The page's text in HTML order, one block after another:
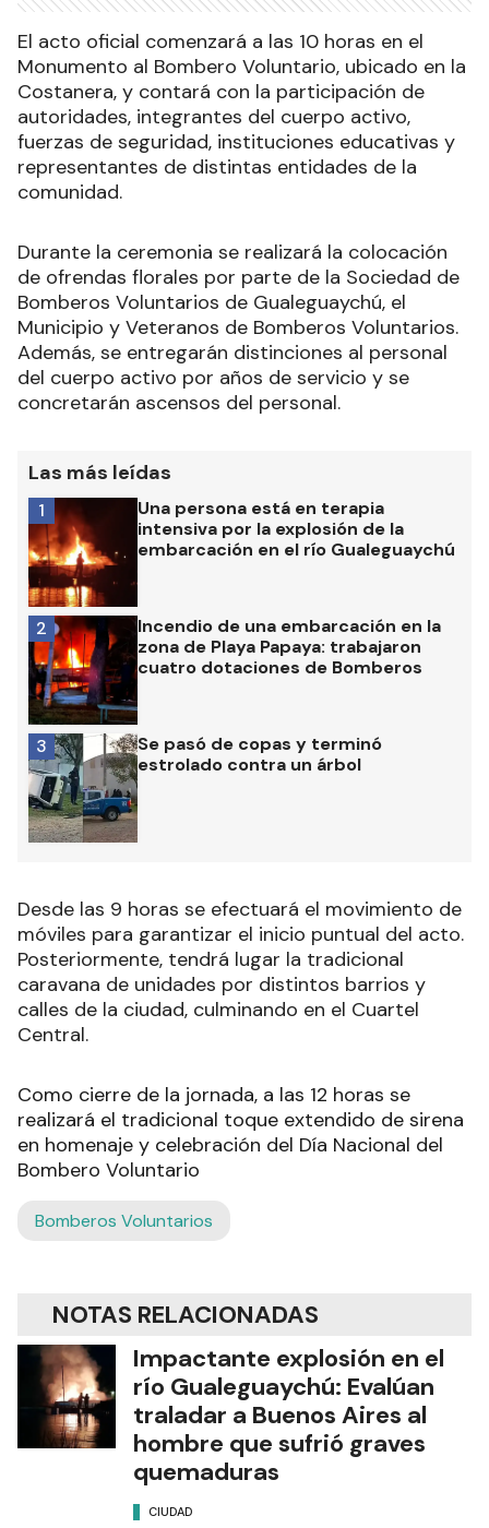
El acto oficial comenzará a las 10 horas en el
Monumento al Bombero Voluntario, ubicado en la
Costanera, y contará con la participación de
autoridades, integrantes del cuerpo activo,
fuerzas de seguridad, instituciones educativas y
representantes de distintas entidades de la
comunidad.
Durante la ceremonia se realizará la colocación
de ofrendas florales por parte de la Sociedad de
Bomberos Voluntarios de Gualeguaychú, el
Municipio y Veteranos de Bomberos Voluntarios.
Además, se entregarán distinciones al personal
del cuerpo activo por años de servicio y se
concretarán ascensos del personal.
Las más leídas
Una persona está en terapia
intensiva por la explosión de la
embarcación en el río Gualeguaychú
1
Incendio de una embarcación en la
zona de Playa Papaya: trabajaron
cuatro dotaciones de Bomberos
2
Se pasó de copas y terminó
estrolado contra un árbol
3
Desde las 9 horas se efectuará el movimiento de
móviles para garantizar el inicio puntual del acto.
Posteriormente, tendrá lugar la tradicional
caravana de unidades por distintos barrios y
calles de la ciudad, culminando en el Cuartel
Central.
Como cierre de la jornada, a las 12 horas se
realizará el tradicional toque extendido de sirena
en homenaje y celebración del Día Nacional del
Bombero Voluntario
Bomberos Voluntarios
NOTAS RELACIONADAS
Impactante explosión en el
río Gualeguaychú: Evalúan
traladar a Buenos Aires al
hombre que sufrió graves
quemaduras
CIUDAD